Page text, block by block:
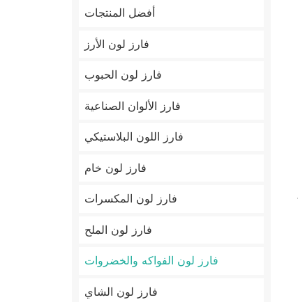
أفضل المنتجات
فارز لون الأرز
فارز لون الحبوب
فارز الألوان الصناعية
فارز اللون البلاستيكي
فارز لون خام
فارز لون المكسرات
فارز لون الملح
فارز لون الفواكه والخضروات
فارز لون الشاي